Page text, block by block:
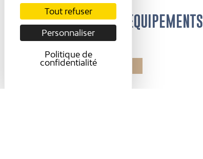
CONFORT ET ÉQUIPEMENTS
Parking
Tout refuser
Personnaliser
Politique de
confidentialité